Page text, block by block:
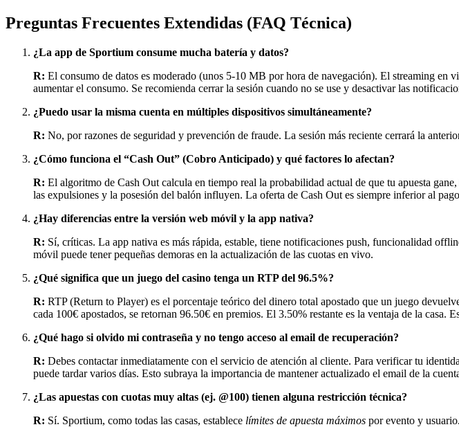
Preguntas Frecuentes Extendidas (FAQ Técnica)
¿La app de Sportium consume mucha batería y datos?
R: El consumo de datos es moderado (unos 5-10 MB por hora de navegación). El streaming en
aumentar el consumo. Se recomienda cerrar la sesión cuando no se use y desactivar las
¿Puedo usar la misma cuenta en múltiples dispositivos simultáneamente?
R: No, por razones de seguridad y prevención de fraude. La sesión más reciente cerrará la
¿Cómo funciona el “Cash Out” (Cobro Anticipado) y qué factores lo afectan?
R: El algoritmo de Cash Out calcula en tiempo real la probabilidad actual de que tu apuesta
las expulsiones y la posesión del balón influyen. La oferta de Cash Out es siempre inferior al
¿Hay diferencias entre la versión web móvil y la app nativa?
R: Sí, críticas. La app nativa es más rápida, estable, tiene notificaciones push, funcionalidad
móvil puede tener pequeñas demoras en la actualización de las cuotas en vivo.
¿Qué significa que un juego del casino tenga un RTP del 96.5%?
R: RTP (Return to Player) es el porcentaje teórico del dinero total apostado que un juego
cada 100€ apostados, se retornan 96.50€ en premios. El 3.50% restante es la ventaja de la casa.
¿Qué hago si olvido mi contraseña y no tengo acceso al email de recuperación?
R: Debes contactar inmediatamente con el servicio de atención al cliente. Para verificar tu
puede tardar varios días. Esto subraya la importancia de mantener actualizado el email de la
¿Las apuestas con cuotas muy altas (ej. @100) tienen alguna restricción técnica?
R: Sí. Sportium, como todas las casas, establece límites de apuesta máximos por evento y